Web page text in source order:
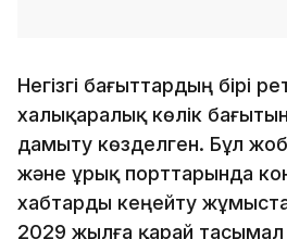
Негізгі бағыттардың бірі
халықаралық көлік
дамыту көзделген. Бұл
және Құрық порттарында
хабтарды кеңейту
2029 жылға қарай тасымал